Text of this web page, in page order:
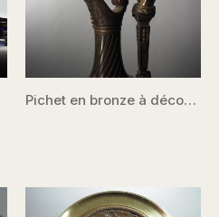
Pichet en bronze à décor bacchique – France fin XIXe siècle